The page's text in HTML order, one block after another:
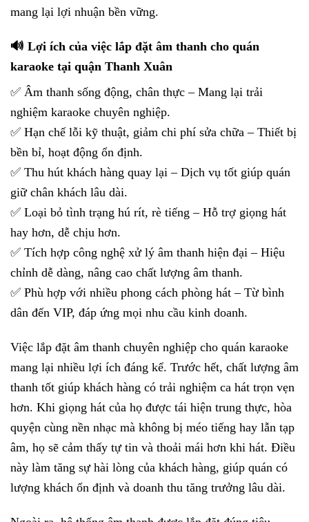
mang lại lợi nhuận bền vững.
🔊 Lợi ích của việc lắp đặt âm thanh cho quán
karaoke tại quận Thanh Xuân
✅ Âm thanh sống động, chân thực – Mang lại trải
nghiệm karaoke chuyên nghiệp.
✅ Hạn chế lỗi kỹ thuật, giảm chi phí sửa chữa – Thiết bị
bền bỉ, hoạt động ổn định.
✅ Thu hút khách hàng quay lại – Dịch vụ tốt giúp quán
giữ chân khách lâu dài.
✅ Loại bỏ tình trạng hú rít, rè tiếng – Hỗ trợ giọng hát
hay hơn, dễ chịu hơn.
✅ Tích hợp công nghệ xử lý âm thanh hiện đại – Hiệu
chỉnh dễ dàng, nâng cao chất lượng âm thanh.
✅ Phù hợp với nhiều phong cách phòng hát – Từ bình
dân đến VIP, đáp ứng mọi nhu cầu kinh doanh.
Việc lắp đặt âm thanh chuyên nghiệp cho quán karaoke
mang lại nhiều lợi ích đáng kể. Trước hết, chất lượng âm
thanh tốt giúp khách hàng có trải nghiệm ca hát trọn vẹn
hơn. Khi giọng hát của họ được tái hiện trung thực, hòa
quyện cùng nền nhạc mà không bị méo tiếng hay lẫn tạp
âm, họ sẽ cảm thấy tự tin và thoải mái hơn khi hát. Điều
này làm tăng sự hài lòng của khách hàng, giúp quán có
lượng khách ổn định và doanh thu tăng trưởng lâu dài.